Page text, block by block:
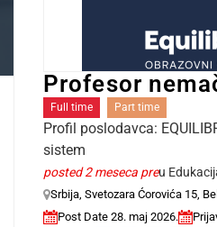
Profesor
Full time Part time
Profil poslodavca:
sistem
posted 2 meseca preu
Srbija, Svetozara Ćorovića 15,
Post Date 28. maj 2026.